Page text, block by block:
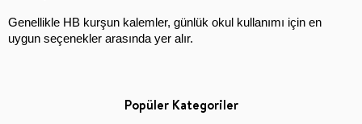
Genellikle HB kurşun kalemler, günlük okul kullanımı için en
uygun seçenekler arasında yer alır.
Popüler Kategoriler